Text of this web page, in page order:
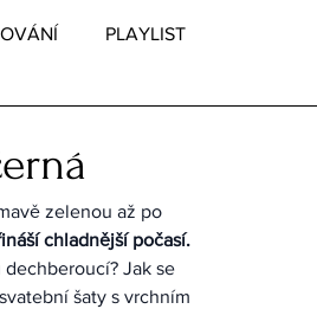
PLAYLIST
zelenou až po
chladnější počasí.
Jak se
šaty s vrchním